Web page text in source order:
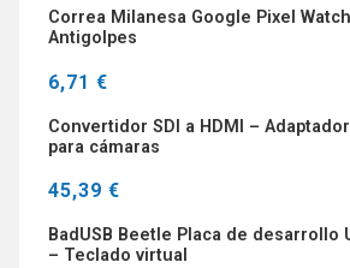
Correa Milanesa Google Pixel
Antigolpes
6,71 €
Convertidor SDI a HDMI – Adaptador
para cámaras
45,39 €
BadUSB Beetle Placa de desarrollo
– Teclado virtual